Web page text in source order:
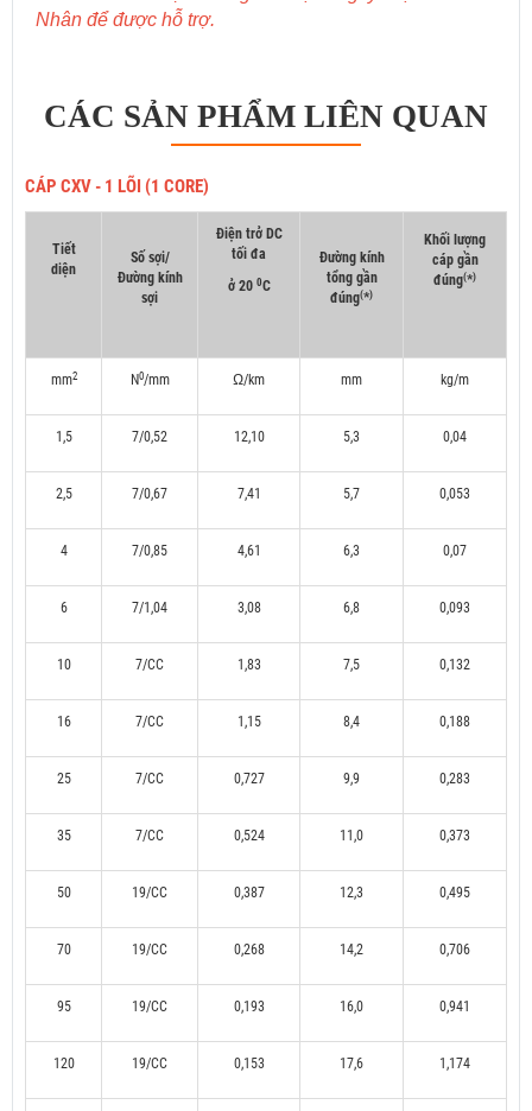
Nhân để được hỗ trợ.
CÁC SẢN PHẨM LIÊN QUAN
CÁP CXV - 1 LÕI (1 CORE)
Tiết
diện
Số sợi/
Đường kính
sợi
Điện trở DC
tối đa
ở 20 0C
Đường kính
tổng gần
đúng(*)
Khối lượng
cáp gần
đúng(*)
mm2 N0/mm Ω/km mm kg/m
1,5 7/0,52 12,10 5,3 0,04
2,5 7/0,67 7,41 5,7 0,053
4 7/0,85 4,61 6,3 0,07
6 7/1,04 3,08 6,8 0,093
10 7/CC 1,83 7,5 0,132
16 7/CC 1,15 8,4 0,188
25 7/CC 0,727 9,9 0,283
35 7/CC 0,524 11,0 0,373
50 19/CC 0,387 12,3 0,495
70 19/CC 0,268 14,2 0,706
95 19/CC 0,193 16,0 0,941
120 19/CC 0,153 17,6 1,174